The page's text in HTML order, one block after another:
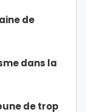
de
dans la
de trop